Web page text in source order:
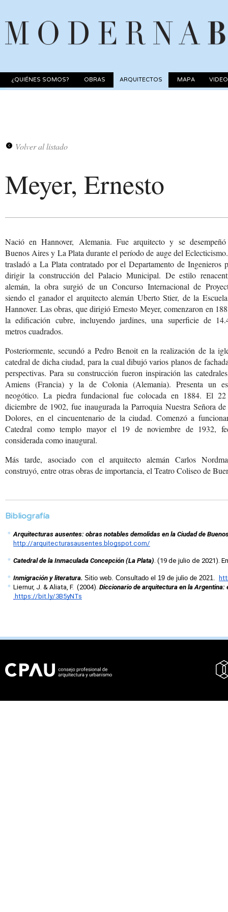
¿QUIÉNES SOMOS? OBRAS ARQUITECTOS MAPA
Volver al listado
Meyer, Ernesto
Nació en Hannover, Alemania. Fue arquitecto y se
Buenos Aires y La Plata durante el período de auge del
trasladó a La Plata contratado por el Departamento de Ingenieros
dirigir la construcción del Palacio Municipal. De estilo
alemán, la obra surgió de un Concurso Internacional de
siendo el ganador el arquitecto alemán Uberto Stier, de la
Hannover. Las obras, que dirigió Ernesto Meyer, comenzaron en
la edificación cubre, incluyendo jardines, una superficie de
metros cuadrados.
Posteriormente, secundó a Pedro Benoit en la realización de la
catedral de dicha ciudad, para la cual dibujó varios planos de
perspectivas. Para su construcción fueron inspiración las
Amiens (Francia) y la de Colonia (Alemania). Presenta un
neogótico. La piedra fundacional fue colocada en 1884. El
diciembre de 1902, fue inaugurada la Parroquia Nuestra Señora
Dolores, en el cincuentenario de la ciudad. Comenzó a
Catedral como templo mayor el 19 de noviembre de 1932,
considerada como inaugural.
Más tarde, asociado con el arquitecto alemán Carlos
construyó, entreotras obras de importancia, el Teatro Coliseo de
Bibliografía
Arquitecturas ausentes: obras notables demolidas en la Ciudad de
http://arquitecturasausentes.blogspot.com/
Catedral de la Inmaculada Concepción (La Plata). (19 de julio de 2021).
Inmigración y literatura. Sitio web. Consultado el 19 de julio de 2021.
Liernur, J. & Aliata, F.  (2004). Diccionario de arquitectura en la
https://bit.ly/3B5yNTs